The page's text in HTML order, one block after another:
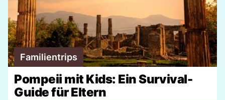
Familientrips
Pompeii mit Kids: Ein Survival-
Guide für Eltern